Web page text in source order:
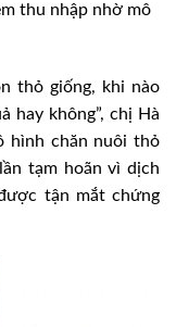
thu nhập nhờ mô
thỏ giống, khi nào
hay không”, chị Hà
hình chăn nuôi thỏ
tạm hoãn vì dịch
tận mắt chứng